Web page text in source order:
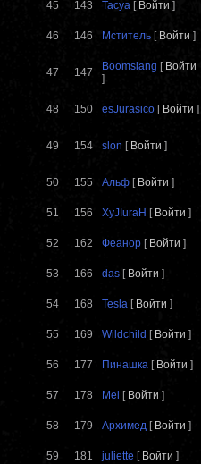
45 143 Tacya [ Войти ]
46 146 Мститель [ Войти ]
47 147 Boomslang [ Войти
]
48 150 esJurasico [ Войти ]
49 154 slon [ Войти ]
50 155 Альф [ Войти ]
51 156 XyJIuraH [ Войти ]
52 162 Феанор [ Войти ]
53 166 das [ Войти ]
54 168 Tesla [ Войти ]
55 169 Wildchild [ Войти ]
56 177 Пинашка [ Войти ]
57 178 Mel [ Войти ]
58 179 Архимед [ Войти ]
59 181 juliette [ Войти ]